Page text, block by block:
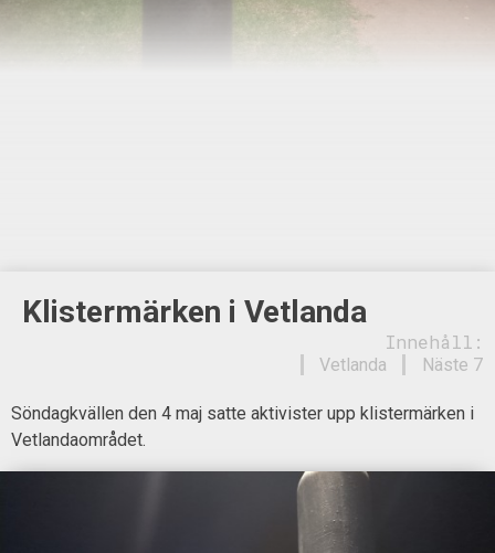
Klistermärken i Vetlanda
Innehåll:
Näste 7
Vetlanda
Söndagkvällen den 4 maj satte aktivister upp klistermärken i
Vetlandaområdet.